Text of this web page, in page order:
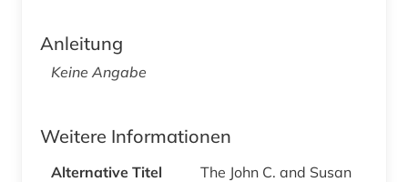
Anleitung
Keine Angabe
Weitere Informationen
Alternative Titel
The John C. and Susan